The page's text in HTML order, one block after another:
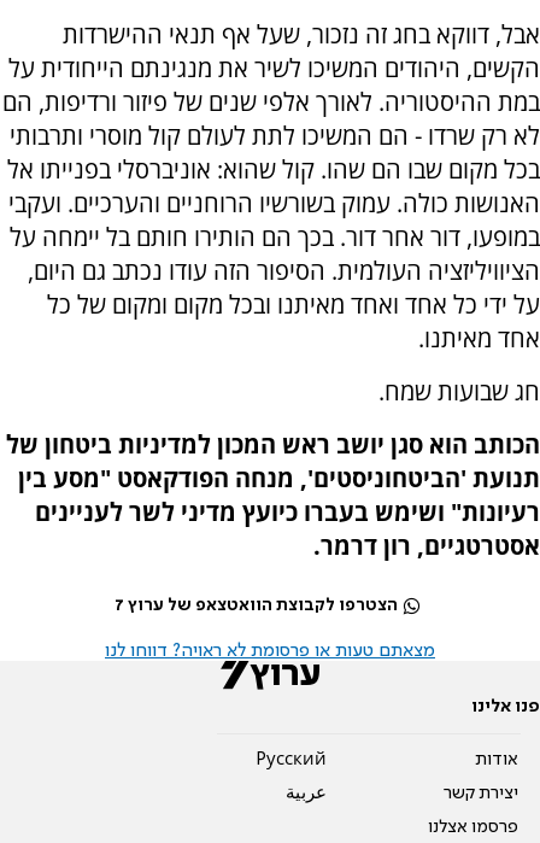
אבל, דווקא בחג זה נזכור, שעל אף תנאי ההישרדות
הקשים, היהודים המשיכו לשיר את מנגינתם הייחודית על
במת ההיסטוריה. לאורך אלפי שנים של פיזור ורדיפות, הם
לא רק שרדו - הם המשיכו לתת לעולם קול מוסרי ותרבותי
בכל מקום שבו הם שהו. קול שהוא: אוניברסלי בפנייתו אל
האנושות כולה. עמוק בשורשיו הרוחניים והערכיים. ועקבי
במופעו, דור אחר דור. בכך הם הותירו חותם בל יימחה על
הציוויליזציה העולמית. הסיפור הזה עודו נכתב גם היום,
על ידי כל אחד ואחד מאיתנו ובכל מקום ומקום של כל
אחד מאיתנו.
חג שבועות שמח.
הכותב הוא סגן יושב ראש המכון למדיניות ביטחון של
תנועת 'הביטחוניסטים', מנחה הפודקאסט "מסע בין
רעיונות" ושימש בעברו כיועץ מדיני לשר לעניינים
אסטרטגיים, רון דרמר.
הצטרפו לקבוצת הוואטצאפ של ערוץ 7
מצאתם טעות או פרסומת לא ראויה? דווחו לנו
פנו אלינו
אודות
יצירת קשר
פרסמו אצלנו
Pусский
عربية